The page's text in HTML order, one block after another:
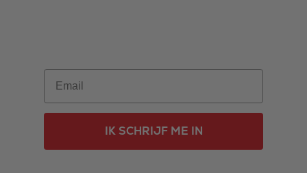
Email
IK SCHRIJF ME IN